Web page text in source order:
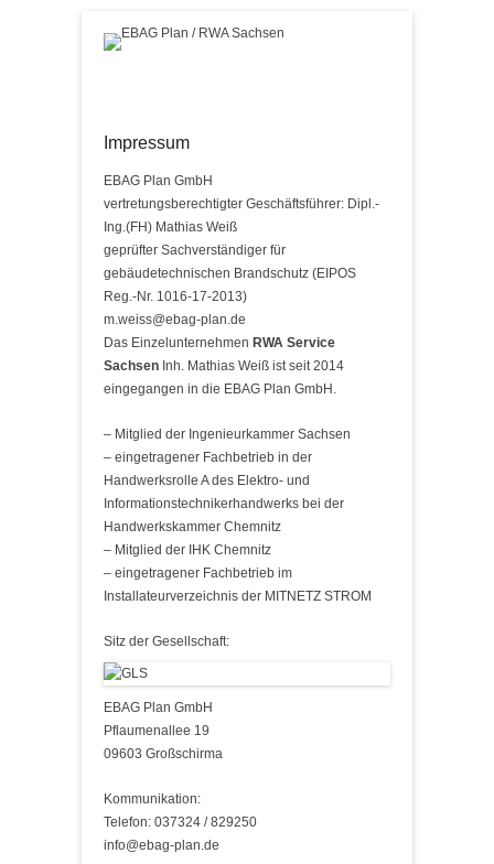
Impressum
EBAG Plan GmbH
vertretungsberechtigter Geschäftsführer: Dipl.-
Ing.(FH) Mathias Weiß
geprüfter Sachverständiger für
gebäudetechnischen Brandschutz (EIPOS
Reg.-Nr. 1016-17-2013)
m.weiss@ebag-plan.de
Das Einzelunternehmen RWA Service
Sachsen Inh. Mathias Weiß ist seit 2014
eingegangen in die EBAG Plan GmbH.
– Mitglied der Ingenieurkammer Sachsen
– eingetragener Fachbetrieb in der
Handwerksrolle A des Elektro- und
Informationstechnikerhandwerks bei der
Handwerkskammer Chemnitz
– Mitglied der IHK Chemnitz
– eingetragener Fachbetrieb im
Installateurverzeichnis der MITNETZ STROM
Sitz der Gesellschaft:
EBAG Plan GmbH
Pflaumenallee 19
09603 Großschirma
Kommunikation:
Telefon: 037324 / 829250
info@ebag-plan.de